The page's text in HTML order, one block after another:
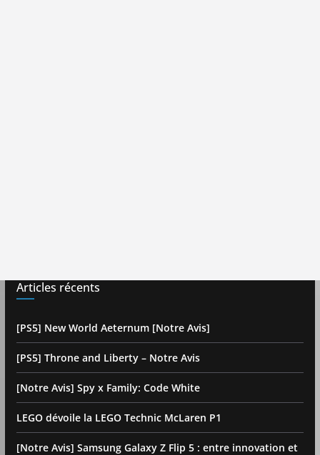
Articles récents
[PS5] New World Aeternum [Notre Avis]
[PS5] Throne and Liberty – Notre Avis
[Notre Avis] Spy x Family: Code White
LEGO dévoile la LEGO Technic McLaren P1
[Notre Avis] Samsung Galaxy Z Flip 5 : entre innovation et